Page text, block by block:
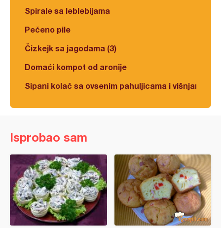
Spirale sa leblebijama
Pečeno pile
Čizkejk sa jagodama (3)
Domaći kompot od aronije
Sipani kolač sa ovsenim pahuljicama i višnjama
Isprobao sam